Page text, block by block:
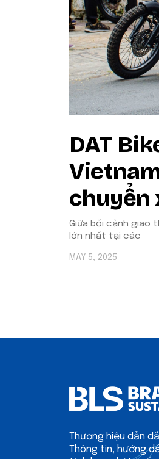
DAT
chuyển
Giữa bối cảnh
lớn nhất tại các
MAY 5, 2025
Thương hiệu dẫn
Thông tin, hướng